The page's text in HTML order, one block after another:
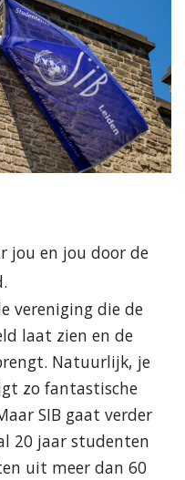
jou en jou door de
vereniging die de
laat zien en de
Natuurlijk, je
zo fantastische
SIB gaat verder
20 jaar studenten
uit meer dan 60